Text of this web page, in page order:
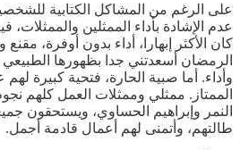
على الرغم من المشاكل الكتابية
عدم الإشادة بأداء الممثلين
كان الأكثر إبهارا، أداء بدون أوفرة،
الرمضان أسعدتني جدا بظهورها
وأداء. أما صبية الحارة، فتحية كبيرة
الممتاز. ممثلي وممثلات العمل كلهم
النمر وإبراهيم الحساوي، ويستحقون
طالتهم، وأتمنى لهم أعمال قادمة أجمل.